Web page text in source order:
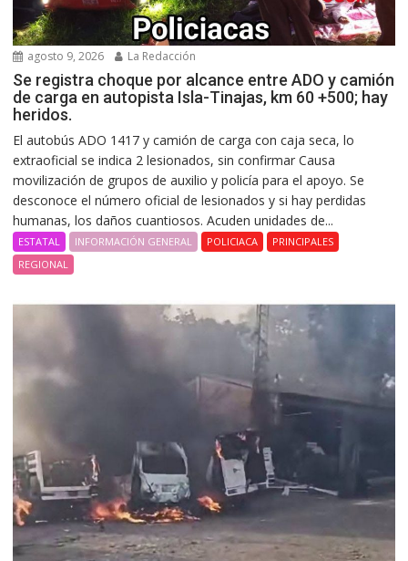
agosto 9, 2026 La Redacción
Se registra choque por alcance entre ADO y camión
de carga en autopista Isla-Tinajas, km 60 +500; hay
heridos.
El autobús ADO 1417 y camión de carga con caja seca, lo
extraoficial se indica 2 lesionados, sin confirmar Causa
movilización de grupos de auxilio y policía para el apoyo. Se
desconoce el número oficial de lesionados y si hay perdidas
humanas, los daños cuantiosos. Acuden unidades de...
ESTATAL INFORMACIÓN GENERAL POLICIACA
PRINCIPALES
REGIONAL